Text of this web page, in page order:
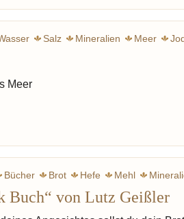
Salz Mineralien Meer
Meer
Bücher Brot Hefe Mehl
Buch“ von Lutz Geißler